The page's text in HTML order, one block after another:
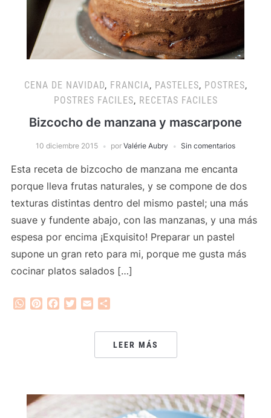
CENA DE NAVIDAD, FRANCIA, PASTELES, POSTRES,
POSTRES FACILES, RECETAS FACILES
Bizcocho de manzana y mascarpone
10 diciembre 2015 por Valérie Aubry Sin comentarios
Esta receta de bizcocho de manzana me encanta
porque lleva frutas naturales, y se compone de dos
texturas distintas dentro del mismo pastel; una más
suave y fundente abajo, con las manzanas, y una más
espesa por encima ¡Exquisito! Preparar un pastel
supone un gran reto para mi, porque me gusta más
cocinar platos salados […]
WhatsApp
PinterestFacebook
Twitter
Email
LEER MÁS